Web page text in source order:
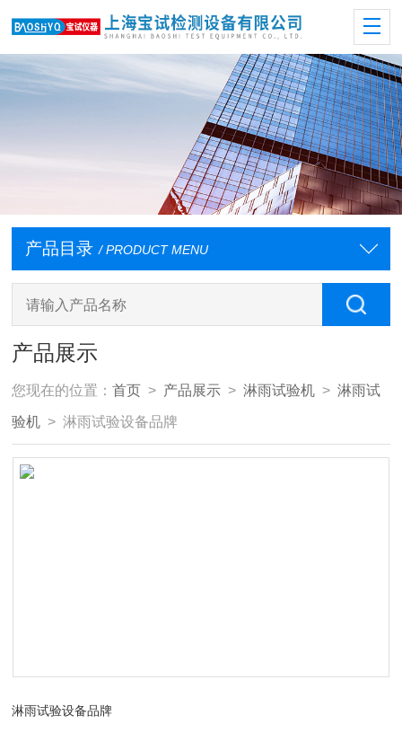
产品目录 / PRODUCT MENU
产品展示
您现在的位置：首页 > 产品展示 >淋雨试验机 >淋雨试
验机 > 淋雨试验设备品牌
淋雨试验设备品牌